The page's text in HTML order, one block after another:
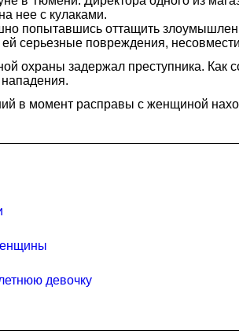
нее с кулаками.
попытавшись оттащить
серьезные повреждения,
охраны задержал преступника. Как
в момент расправы с женщиной
девочку